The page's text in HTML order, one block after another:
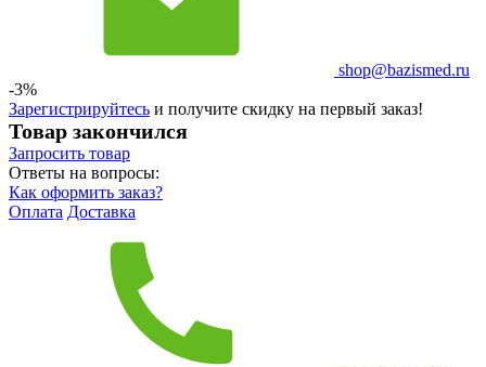
shop@bazismed.ru
-3%
Зарегистрируйтесь и получите скидку на первый заказ!
Товар закончился
Запросить товар
Ответы на вопросы:
Как оформить заказ?
Оплата Доставка